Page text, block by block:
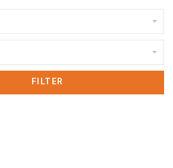
FILTER